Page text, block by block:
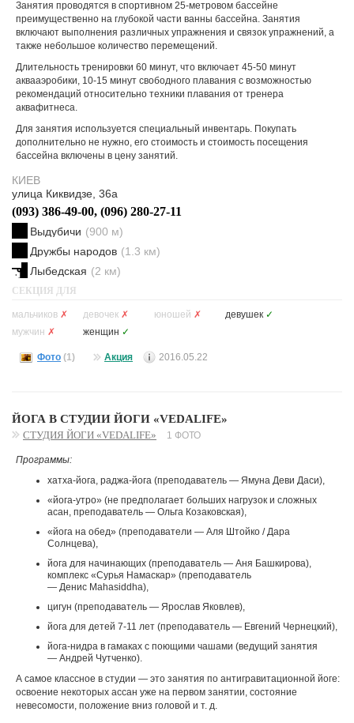
Занятия проводятся в спортивном 25-метровом бассейне
преимущественно на глубокой части ванны бассейна. Занятия
включают выполнения различных упражнения и связок упражнений, а
также небольшое количество перемещений.
Длительность тренировки 60 минут, что включает 45-50 минут
аквааэробики, 10-15 минут свободного плавания с возможностью
рекомендаций относительно техники плавания от тренера
аквафитнеса.
Для занятия используется специальный инвентарь. Покупать
дополнительно не нужно, его стоимость и стоимость посещения
бассейна включены в цену занятий.
КИЕВ
улица Киквидзе, 36а
(093) 386-49-00, (096) 280-27-11
Выдубичи (900 м)
Дружбы народов (1.3 км)
Лыбедская (2 км)
СЕКЦИЯ ДЛЯ
мальчиков ✗ девочек ✗ юношей ✗ девушек ✓
мужчин ✗ женщин ✓
Фото (1) Акция 2016.05.22
ЙОГА В СТУДИИ ЙОГИ «VEDALIFE»
СТУДИЯ ЙОГИ «VEDALIFE» 1 ФОТО
Программы:
хатха-йога, раджа-йога (преподаватель — Ямуна Деви Даси),
«йога-утро» (не предполагает больших нагрузок и сложных
асан, преподаватель — Ольга Козаковская),
«йога на обед» (преподаватели — Аля Штойко / Дара
Солнцева),
йога для начинающих (преподаватель — Аня Башкирова),
комплекс «Сурья Намаскар» (преподаватель
— Денис Mahasiddha),
цигун (преподаватель — Ярослав Яковлев),
йога для детей 7-11 лет (преподаватель — Евгений Чернецкий),
йога-нидра в гамаках с поющими чашами (ведущий занятия
— Андрей Чутченко).
А самое классное в студии — это занятия по антигравитационной йоге:
освоение некоторых ассан уже на первом занятии, состояние
невесомости, положение вниз головой и т. д.